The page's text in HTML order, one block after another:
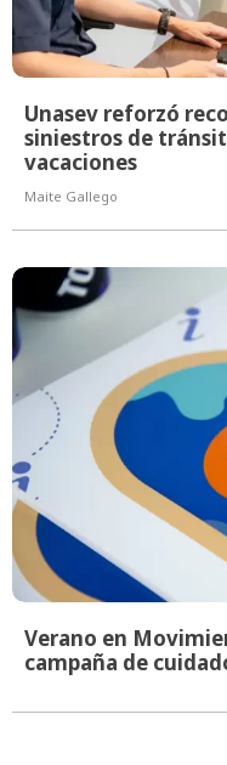
Unasev reforzó
siniestros de
vacaciones
Maite Gallego
Verano en
campaña de